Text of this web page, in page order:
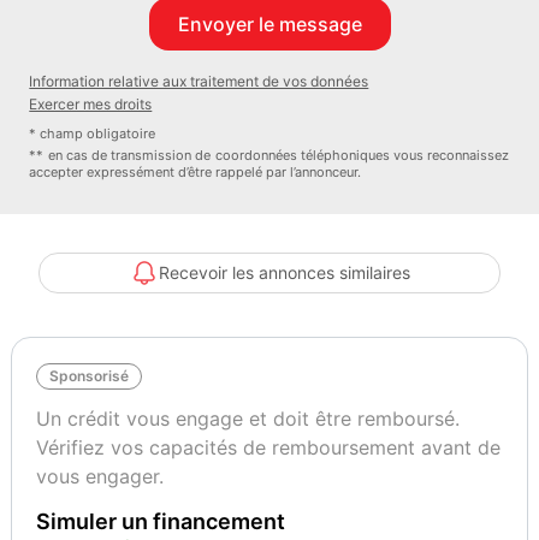
- Pneus été
- Radio
- Rétroviseurs latéraux électriques
- Système de navigation
- Aide au parking AR
- Clignotants dynamiques AR
- Étriers de freins rouges
- Jantes alu 18"
- Jantes alu 19"
- Lave phares
- Ouverture du coffre à distance
- Pack extérieur S line
- Pare-brise chauffant
Information relative aux traitement de vos données
Exercer mes droits
* champ obligatoire
** en cas de transmission de coordonnées téléphoniques vous reconnaissez
accepter expressément d’être rappelé par l’annonceur.
Recevoir les annonces similaires
Sponsorisé
Un crédit vous engage et doit être remboursé.
Vérifiez vos capacités de remboursement avant de
vous engager.
Simuler un financement